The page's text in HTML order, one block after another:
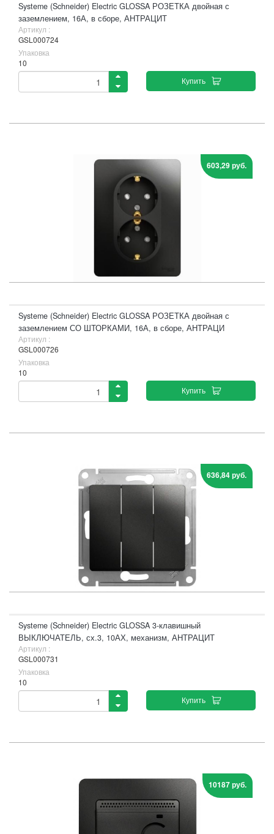
Systeme (Schneider) Electric GLOSSA РОЗЕТКА двойная с
заземлением, 16А, в сборе, АНТРАЦИТ
Артикул :
GSL000724
Упаковка
10
Купить
603,29 руб.
Systeme (Schneider) Electric GLOSSA РОЗЕТКА двойная с
заземлением СО ШТОРКАМИ, 16А, в сборе, АНТРАЦИ
Артикул :
GSL000726
Упаковка
10
Купить
636,84 руб.
Systeme (Schneider) Electric GLOSSA 3-клавишный
ВЫКЛЮЧАТЕЛЬ, сх.3, 10АХ, механизм, АНТРАЦИТ
Артикул :
GSL000731
Упаковка
10
Купить
10187 руб.